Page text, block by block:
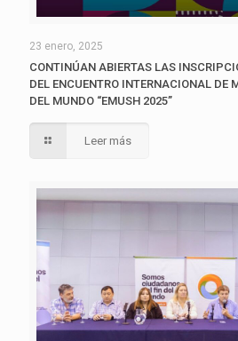
23 enero, 2025
CONTINÚAN ABIERTAS LAS
DEL ENCUENTRO INTERNACIONAL DE
DEL MUNDO “EMUSH 2025”
Leer más